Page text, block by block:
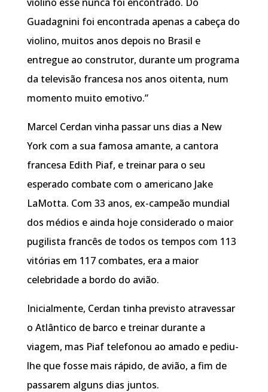
Guadagnini foi encontrada apenas a cabeça do
violino, muitos anos depois no Brasil e
entregue ao construtor, durante um programa
da televisão francesa nos anos oitenta, num
momento muito emotivo.”
Marcel Cerdan vinha passar uns dias a New
York com a sua famosa amante, a cantora
francesa Edith Piaf, e treinar para o seu
esperado combate com o americano Jake
LaMotta. Com 33 anos, ex-campeão mundial
dos médios e ainda hoje considerado o maior
pugilista francês de todos os tempos com 113
vitórias em 117 combates, era a maior
celebridade a bordo do avião.
Inicialmente, Cerdan tinha previsto atravessar
o Atlântico de barco e treinar durante a
viagem, mas Piaf telefonou ao amado e pediu-
lhe que fosse mais rápido, de avião, a fim de
passarem alguns dias juntos.